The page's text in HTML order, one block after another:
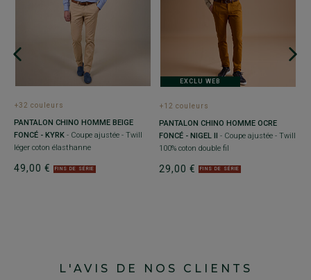
+32 couleurs
PANTALON CHINO HOMME BEIGE
FONCÉ - KYRK - Coupe ajustée - Twill
léger coton élasthanne
49,00 € FINS DE SÉRIE
EXCLU WEB
+12 couleurs
PANTALON CHINO HOMME OCRE
FONCÉ - NIGEL II - Coupe ajustée - Twill
100% coton double fil
29,00 € FINS DE SÉRIE
L'AVIS DE NOS CLIENTS